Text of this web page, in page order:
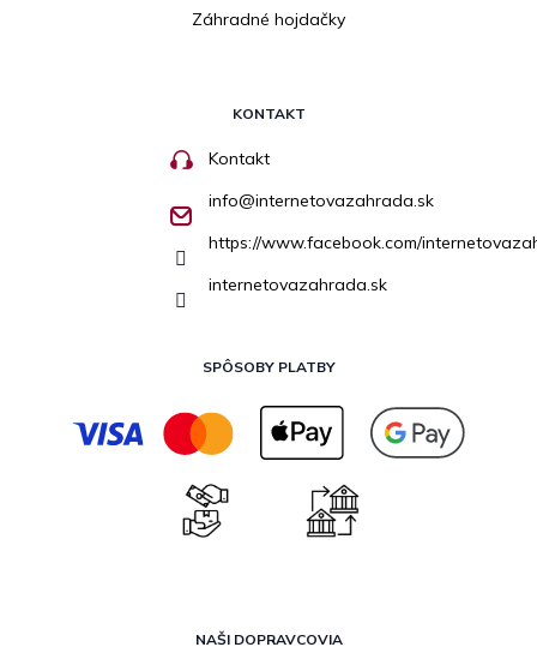
Záhradné hojdačky
KONTAKT
Kontakt
info@internetovazahrada.sk
https://www.facebook.com/
internetovazahrada.sk
SPÔSOBY PLATBY
NAŠI DOPRAVCOVIA